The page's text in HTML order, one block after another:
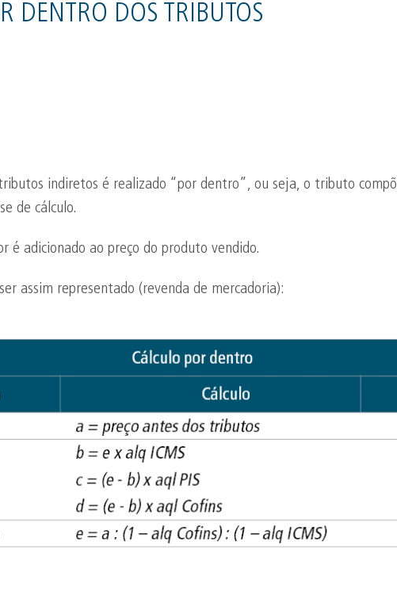
DENTRO DOS TRIBUTOS
indiretos é realizado “por dentro”, ou seja, o tributo
de cálculo.
é adicionado ao preço do produto vendido.
assim representado (revenda de mercadoria):